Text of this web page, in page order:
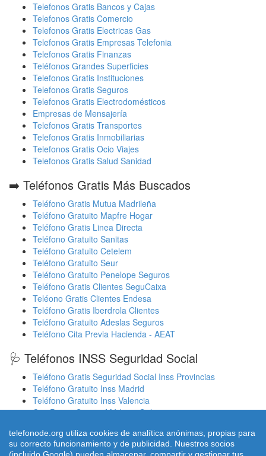
Telefonos Gratis Bancos y Cajas
Telefonos Gratis Comercio
Telefonos Gratis Electricas Gas
Telefonos Gratis Empresas Telefonia
Telefonos Gratis Finanzas
Teléfonos Grandes Superficies
Telefonos Gratis Instituciones
Telefonos Gratis Seguros
Telefonos Gratis Electrodomésticos
Empresas de Mensajería
Telefonos Gratis Transportes
Telefonos Gratis Inmobiliarias
Telefonos Gratis Ocio Viajes
Telefonos Gratis Salud Sanidad
➡️ Teléfonos Gratis Más Buscados
Teléfono Gratis Mutua Madrileña
Teléfono Gratuito Mapfre Hogar
Teléfono Gratis Linea Directa
Teléfono Gratuito Sanitas
Teléfono Gratuito Cetelem
Teléfono Gratuito Seur
Teléfono Gratuito Penelope Seguros
Teléfono Gratis Clientes SeguCaixa
Teléono Gratis Clientes Endesa
Teléfono Gratis Iberdrola Clientes
Teléfono Gratuito Adeslas Seguros
Teléfono Cita Previa Hacienda - AEAT
🩺 Teléfonos INSS Seguridad Social
Teléfono Gratis Seguridad Social Inss Provincias
Teléfono Gratuito Inss Madrid
Teléfono Gratuito Inss Valencia
Cita Previa Sergas Médicos Galicia
Cita Previa Sas Intersas Andalucia
telefonode.org utiliza cookies de analítica anónimas, propias para
su correcto funcionamiento y de publicidad. Nuestros socios